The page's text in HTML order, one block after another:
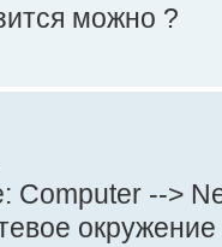
можно ?
Computer -->